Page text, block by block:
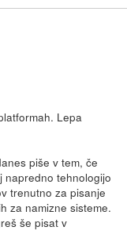
Lepa
piše v tem, če
napredno tehnologijo
trenutno za pisanje
za namizne sisteme.
še pisat v